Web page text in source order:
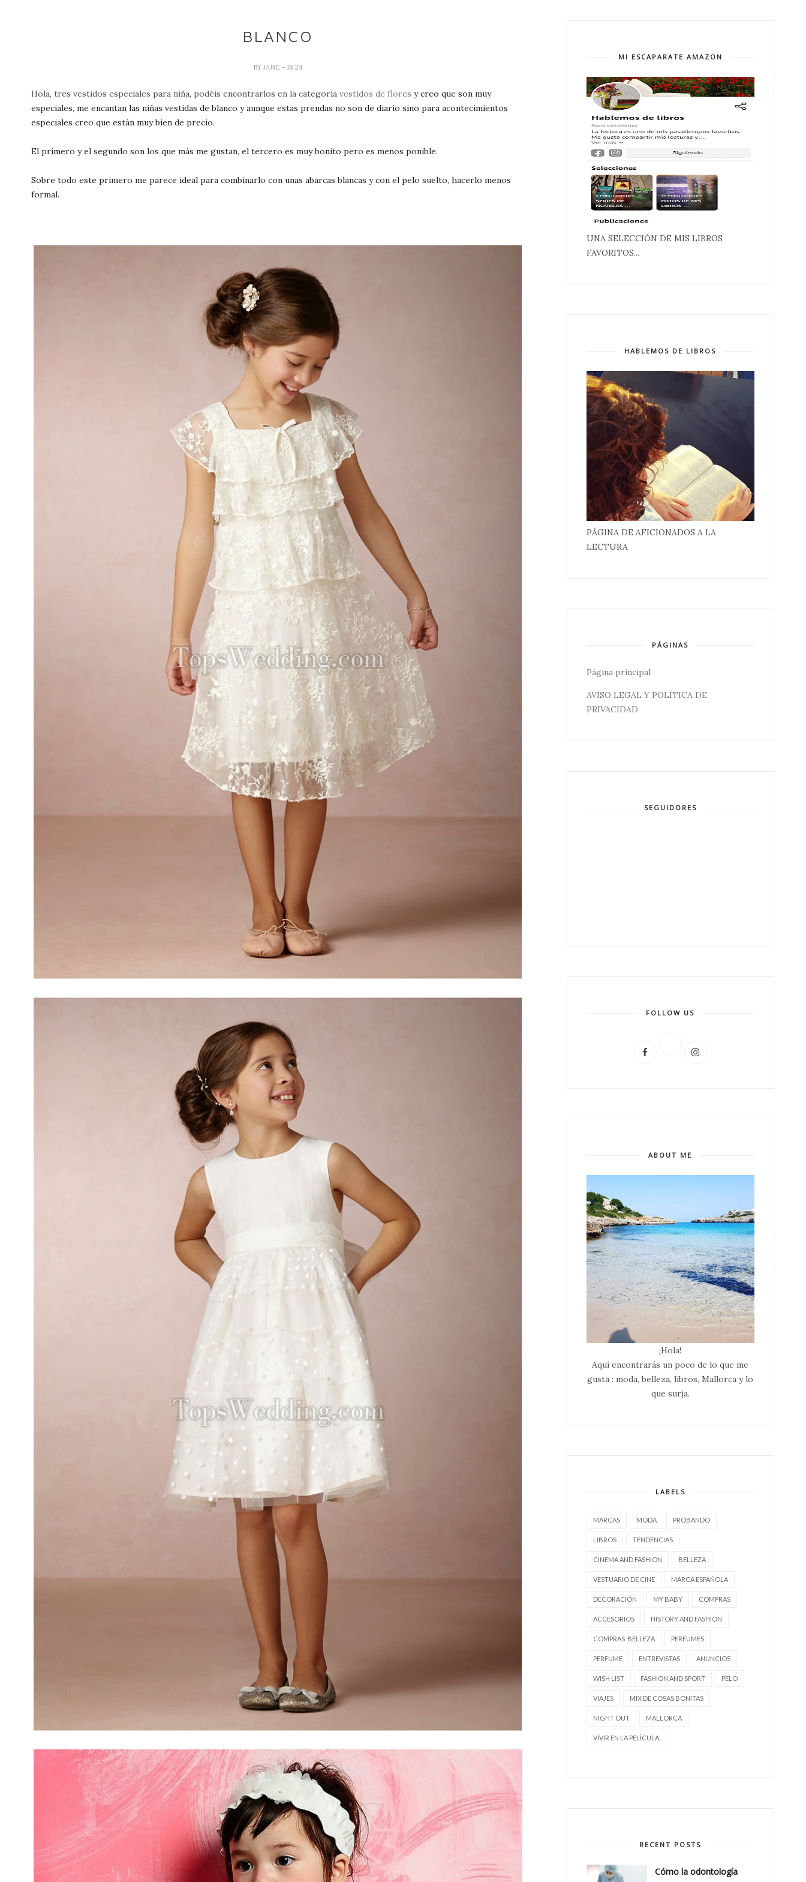
BLANCO
BYJANE - 18:24
Hola, tres vestidos especiales para niña, podéis encontrarlos en la categoría vestidos de flores y creo que son muy
especiales, me encantan las niñas vestidas de blanco y aunque estas prendas no son de diario sino para acontecimientos
especiales creo que están muy bien de precio.
El primero y el segundo son los que más me gustan, el tercero es muy bonito pero es menos ponible.
Sobre todo este primero me parece ideal para combinarlo con unas abarcas blancas y con el pelo suelto, hacerlo menos
formal.
MI ESCAPARATE AMAZON
UNA SELECCIÓN DE MIS LIBROS
FAVORITOS...
HABLEMOS DE LIBROS
PÁGINA DE AFICIONADOS A LA
LECTURA
PÁGINAS
Página principal
AVISO LEGAL Y POLÍTICA DE
PRIVACIDAD
SEGUIDORES
FOLLOW US
ABOUT ME
¡Hola!
Aquí encontrarás un poco de lo que me
gusta : moda, belleza, libros, Mallorca y lo
que surja.
LABELS
MARCAS MODA PROBANDO
LIBROS TENDENCIAS
CINEMA AND FASHION BELLEZA
VESTUARIO DE CINE MARCA ESPAÑOLA
DECORACIÓN MY BABY COMPRAS
ACCESORIOS HISTORY AND FASHION
COMPRAS. BELLEZA PERFUMES
PERFUME ENTREVISTAS ANUNCIOS
WISH LIST FASHION AND SPORT PELO
VIAJES MIX DE COSAS BONITAS
NIGHT OUT MALLORCA
VIVIR EN LA PELÍCULA...
RECENT POSTS
Cómo la odontología